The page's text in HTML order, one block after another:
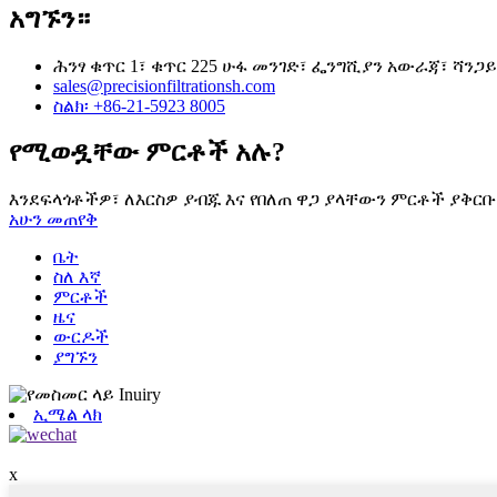
አግኙን።
ሕንፃ ቁጥር 1፣ ቁጥር 225 ሁፋ መንገድ፣ ፌንግሺያን አውራጃ፣ ሻንጋይ
sales@precisionfiltrationsh.com
ስልክ፡ +86-21-5923 8005
የሚወዷቸው ምርቶች አሉ?
እንደፍላጎቶችዎ፣ ለእርስዎ ያብጁ እና የበለጠ ዋጋ ያላቸውን ምርቶች
አሁን መጠየቅ
ቤት
ስለ እኛ
ምርቶች
ዜና
ውርዶች
ያግኙን
ኢሜል ላክ
x